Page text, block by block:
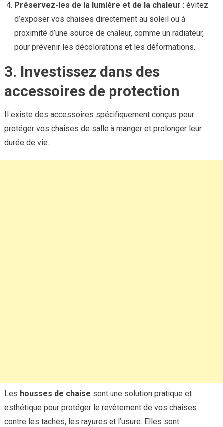
Préservez-les de la lumière et de la chaleur : évitez
d’exposer vos chaises directement au soleil ou à
proximité d’une source de chaleur, comme un radiateur,
pour prévenir les décolorations et les déformations.
3. Investissez dans des
accessoires de protection
Il existe des accessoires spécifiquement conçus pour
protéger vos chaises de salle à manger et prolonger leur
durée de vie.
Les housses de chaise sont une solution pratique et
esthétique pour protéger le revêtement de vos chaises
contre les taches, les rayures et l’usure. Elles sont